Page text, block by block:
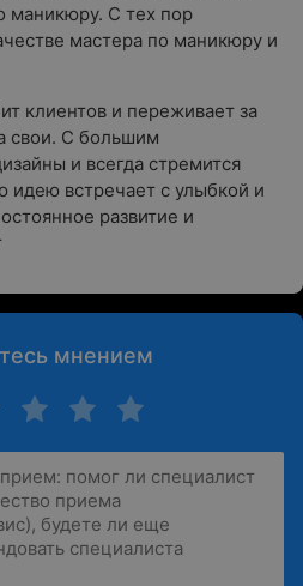
маникюру. С тех пор
мастера по маникюру и
клиентов и переживает за
свои. С большим
и всегда стремится
идею встречает с улыбкой и
развитие и
мнением